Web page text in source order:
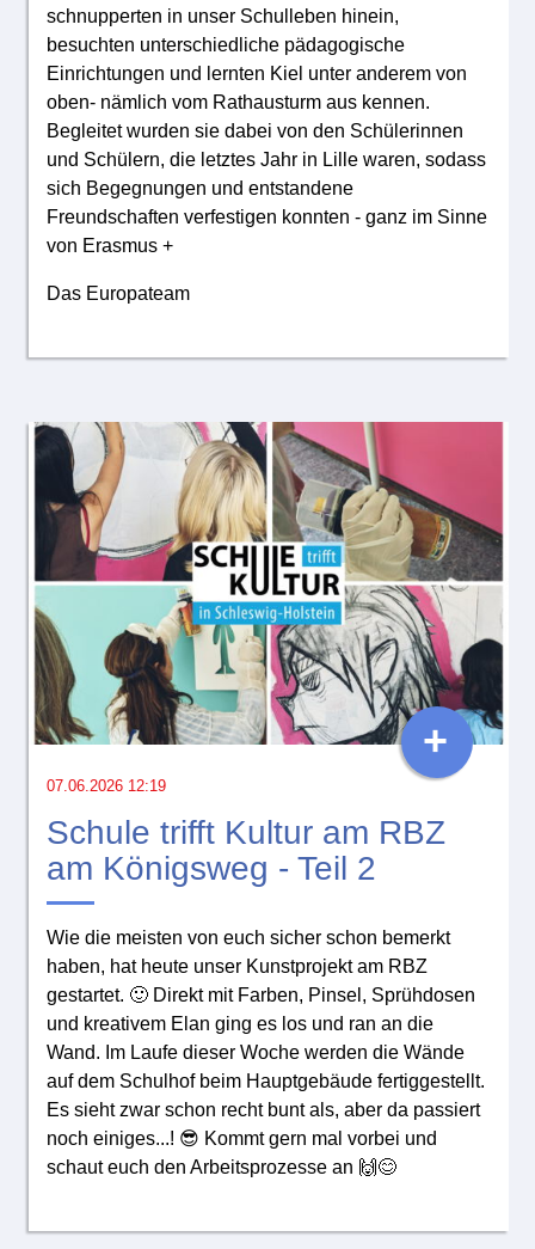
schnupperten in unser Schulleben hinein,
besuchten unterschiedliche pädagogische
Einrichtungen und lernten Kiel unter anderem von
oben- nämlich vom Rathausturm aus kennen.
Begleitet wurden sie dabei von den Schülerinnen
und Schülern, die letztes Jahr in Lille waren, sodass
sich Begegnungen und entstandene
Freundschaften verfestigen konnten - ganz im Sinne
von Erasmus +
Das Europateam
07.06.2026 12:19
Schule trifft Kultur am RBZ
am Königsweg - Teil 2
Wie die meisten von euch sicher schon bemerkt
haben, hat heute unser Kunstprojekt am RBZ
gestartet. 🙂 Direkt mit Farben, Pinsel, Sprühdosen
und kreativem Elan ging es los und ran an die
Wand. Im Laufe dieser Woche werden die Wände
auf dem Schulhof beim Hauptgebäude fertiggestellt.
Es sieht zwar schon recht bunt als, aber da passiert
noch einiges...! 😎 Kommt gern mal vorbei und
schaut euch den Arbeitsprozesse an 🙌😊
+